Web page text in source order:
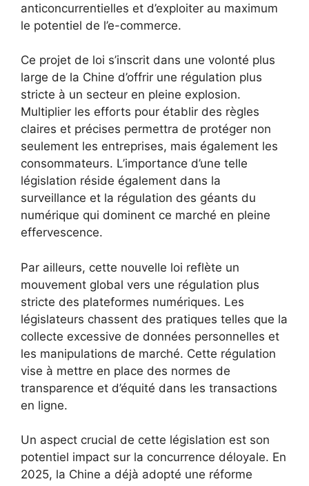
anticoncurrentielles et d’exploiter au maximum
le potentiel de l’e-commerce.
Ce projet de loi s’inscrit dans une volonté plus
large de la Chine d’offrir une régulation plus
stricte à un secteur en pleine explosion.
Multiplier les efforts pour établir des règles
claires et précises permettra de protéger non
seulement les entreprises, mais également les
consommateurs. L’importance d’une telle
législation réside également dans la
surveillance et la régulation des géants du
numérique qui dominent ce marché en pleine
effervescence.
Par ailleurs, cette nouvelle loi reflète un
mouvement global vers une régulation plus
stricte des plateformes numériques. Les
législateurs chassent des pratiques telles que la
collecte excessive de données personnelles et
les manipulations de marché. Cette régulation
vise à mettre en place des normes de
transparence et d’équité dans les transactions
en ligne.
Un aspect crucial de cette législation est son
potentiel impact sur la concurrence déloyale. En
2025, la Chine a déjà adopté une réforme